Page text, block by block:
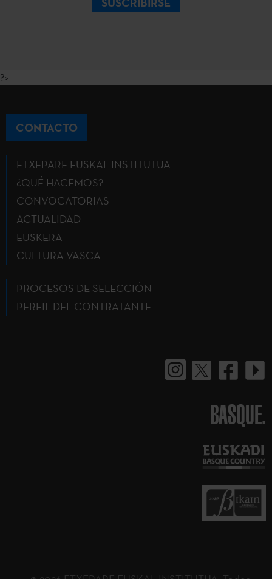
?>
CONTACTO
ETXEPARE EUSKAL INSTITUTUA
¿QUÉ HACEMOS?
CONVOCATORIAS
ACTUALIDAD
EUSKERA
CULTURA VASCA
PROCESOS DE SELECCIÓN
PERFIL DEL CONTRATANTE
BASQUE.